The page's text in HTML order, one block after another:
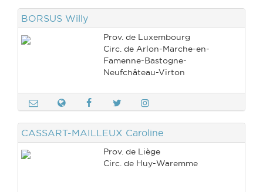
BORSUS Willy
Prov. de Luxembourg
Circ. de Arlon-Marche-en-
Famenne-Bastogne-
Neufchâteau-Virton
CASSART-MAILLEUX Caroline
Prov. de Liège
Circ. de Huy-Waremme